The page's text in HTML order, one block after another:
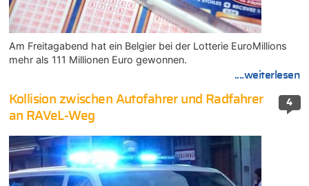
Am Freitagabend hat ein Belgier bei der Lotterie EuroMillions
mehr als 111 Millionen Euro gewonnen.
....weiterlesen
4
Kollision zwischen Autofahrer und Radfahrer
an RAVeL-Weg